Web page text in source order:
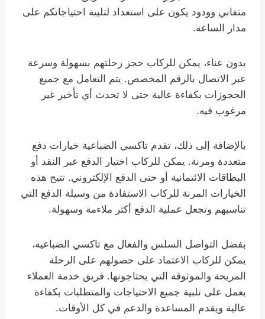
متفاني وودود يكون على استعداد لتلبية احتياجاتكم على
مدار الساعة.
بدون عناء، يمكن للركاب حجز رحلتهم بسهولة وسرعة
عبر الاتصال بالرقم المخصص. يتم التعامل مع جميع
الحجوزات بكفاءة عالية حتى لا تحدث أي تأخير غير
مرغوب فيه.
بالإضافة إلى ذلك، تقدم تاكسي الضباعية خيارات دفع
متعددة ومرنة. يمكن للركاب اختيار الدفع عبر النقد أو
البطاقات الائتمانية أو حتى الدفع الإلكتروني. تتيح هذه
الخيارات المرنة للركاب الاستفادة من وسيلة الدفع التي
تناسبهم وتجعل عملية الدفع أكثر ملاءمة وسهولة.
بفضل التواصل السلس والفعال مع تاكسي الضباعية،
يمكن للركاب الاعتماد على حصولهم على الرحلة
المريحة والموثوقة التي يحتاجونها. فريق خدمة العملاء
يعمل على تلبية جميع الاحتياجات والمتطلبات بكفاءة
عالية ويقدم المساعدة والدعم في كل الأوقات.